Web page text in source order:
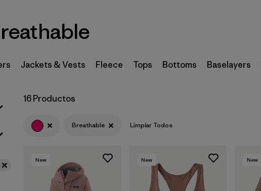
por
por
por
Jackets & Vests Fleece Tops Bottoms Baselayers
16 Productos
Breathable Limpiar Todos
New New New